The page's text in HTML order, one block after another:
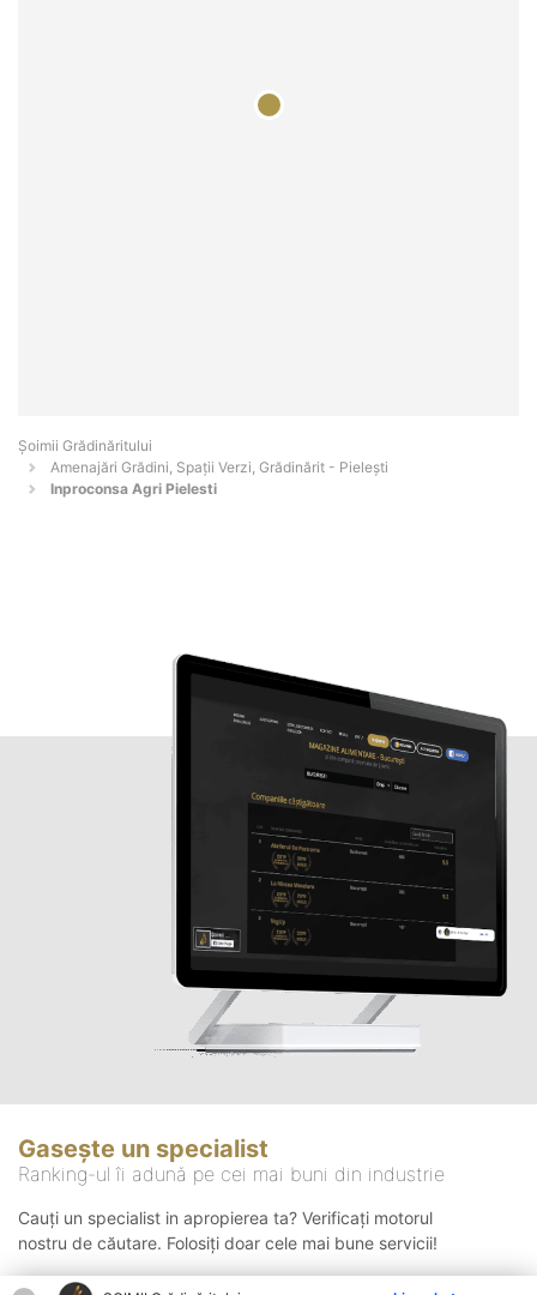
Șoimii Grădinăritului
Amenajări Grădini, Spații Verzi, Grădinărit - Pieleşti
Inproconsa Agri Pielesti
Gasește un specialist
Ranking-ul îi adună pe cei mai buni din industrie
Cauți un specialist in apropierea ta? Verificați motorul
nostru de căutare. Folosiți doar cele mai bune servicii!